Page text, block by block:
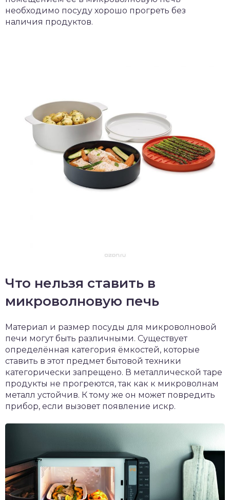
необходимо посуду хорошо прогреть без
наличия продуктов.
Что нельзя ставить в
микроволновую печь
Материал и размер посуды для микроволновой
печи могут быть различными. Существует
определённая категория ёмкостей, которые
ставить в этот предмет бытовой техники
категорически запрещено. В металлической таре
продукты не прогреются, так как к микроволнам
металл устойчив. К тому же он может повредить
прибор, если вызовет появление искр.